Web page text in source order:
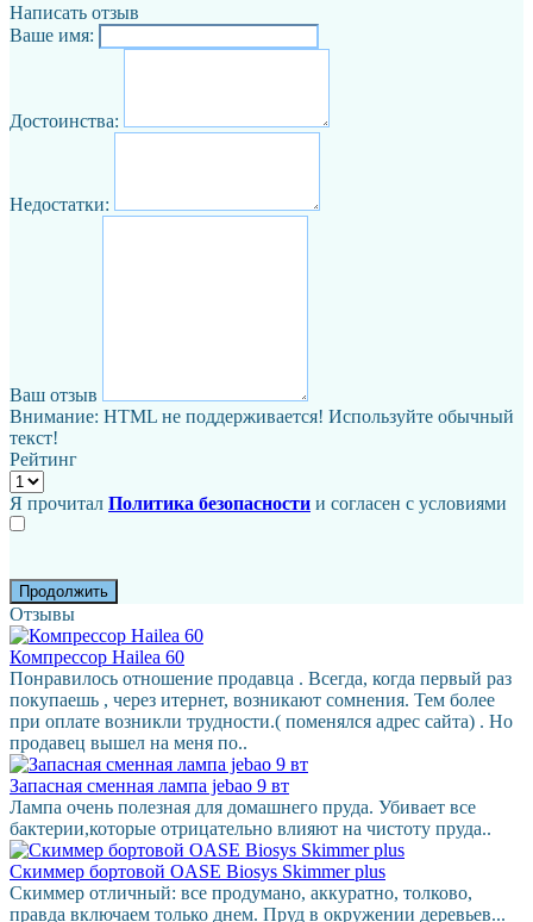
Написать отзыв
Ваше имя:
Достоинства:
Недостатки:
Ваш отзыв
Внимание: HTML не поддерживается! Используйте обычный
текст!
Рейтинг
Я прочитал Политика безопасности и согласен с условиями
Продолжить
Отзывы
Компрессор Hailea 60
Понравилось отношение продавца . Всегда, когда первый раз
покупаешь , через итернет, возникают сомнения. Тем более
при оплате возникли трудности.( поменялся адрес сайта) . Но
продавец вышел на меня по..
Запасная сменная лампа jebao 9 вт
Лампа очень полезная для домашнего пруда. Убивает все
бактерии,которые отрицательно влияют на чистоту пруда..
Скиммер бортовой OASE Biosys Skimmer plus
Скиммер отличный: все продумано, аккуратно, толково,
правда включаем только днем. Пруд в окружении деревьев...